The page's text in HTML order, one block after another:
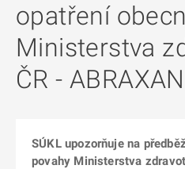
opatření
Ministerstva
ČR -
SÚKL upozorňuje na
povahy Ministerstva